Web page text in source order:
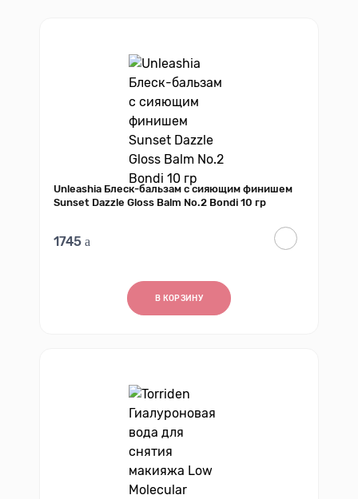
Unleashia Блеск-бальзам с сияющим финишем
Sunset Dazzle Gloss Balm No.2 Bondi 10 гр
1745
В КОРЗИНУ